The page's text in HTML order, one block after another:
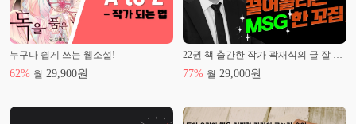
누구나 쉽게 쓰는 웹소설!
62% 월 29,900원
22권 책 출간한 작가 곽재식의 글 잘 쓰는 방법
77% 월 29,000원